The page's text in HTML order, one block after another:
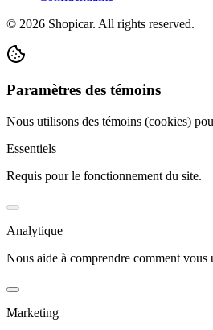
© 2026 Shopicar. All rights reserved.
Paramètres des témoins
Nous utilisons des témoins (cookies)
Essentiels
Requis pour le fonctionnement du site.
Analytique
Nous aide à comprendre comment vous
Marketing